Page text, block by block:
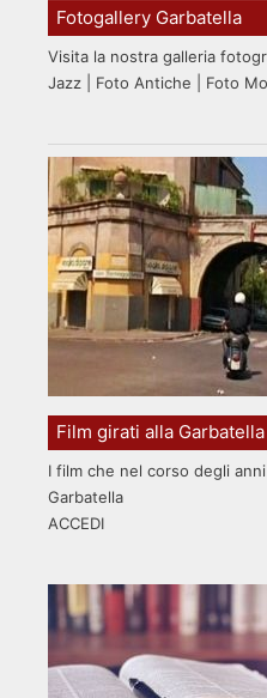
Fotogallery Garbatella
Visita la nostra galleria
Jazz | Foto Antiche | Foto
Film girati alla Garbatella
I film che nel corso degli
Garbatella
ACCEDI